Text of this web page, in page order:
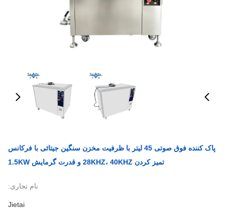
پاک کننده فوق صوتی 45 لیتر با ظرفیت مخزن سنگین جیتائی با فرکانس
تمیز کردن 28KHZ، 40KHZ و قدرت گرمایش 1.5KW
نام تجاری:
Jietai